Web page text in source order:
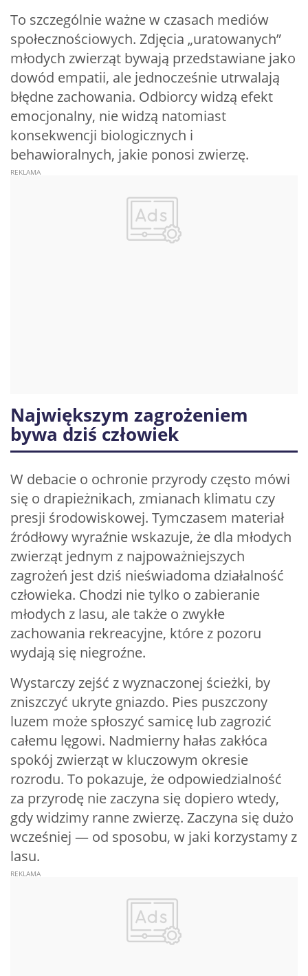
To szczególnie ważne w czasach mediów
społecznościowych. Zdjęcia „uratowanych”
młodych zwierząt bywają przedstawiane jako
dowód empatii, ale jednocześnie utrwalają
błędne zachowania. Odbiorcy widzą efekt
emocjonalny, nie widzą natomiast
konsekwencji biologicznych i
behawioralnych, jakie ponosi zwierzę.
Największym zagrożeniem
bywa dziś człowiek
W debacie o ochronie przyrody często mówi
się o drapieżnikach, zmianach klimatu czy
presji środowiskowej. Tymczasem materiał
źródłowy wyraźnie wskazuje, że dla młodych
zwierząt jednym z najpoważniejszych
zagrożeń jest dziś nieświadoma działalność
człowieka. Chodzi nie tylko o zabieranie
młodych z lasu, ale także o zwykłe
zachowania rekreacyjne, które z pozoru
wydają się niegroźne.
Wystarczy zejść z wyznaczonej ścieżki, by
zniszczyć ukryte gniazdo. Pies puszczony
luzem może spłoszyć samicę lub zagrozić
całemu lęgowi. Nadmierny hałas zakłóca
spokój zwierząt w kluczowym okresie
rozrodu. To pokazuje, że odpowiedzialność
za przyrodę nie zaczyna się dopiero wtedy,
gdy widzimy ranne zwierzę. Zaczyna się dużo
wcześniej — od sposobu, w jaki korzystamy z
lasu.